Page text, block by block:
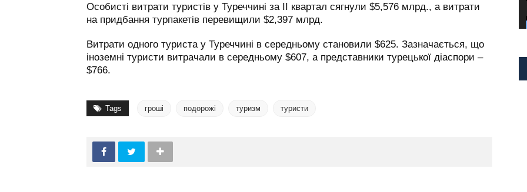
Особисті витрати туристів у Туреччині за II квартал сягнули $5,576 млрд., а витрати
на придбання турпакетів перевищили $2,397 млрд.
Витрати одного туриста у Туреччині в середньому становили $625. Зазначається, що
іноземні туристи витрачали в середньому $607, а представники турецької діаспори –
$766.
Tags гроші подорожі туризм туристи